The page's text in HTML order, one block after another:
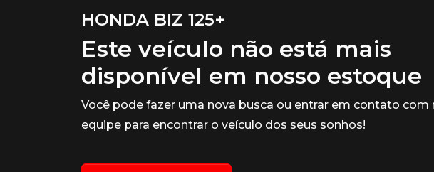
HONDA BIZ 125+
Este veículo não está mais
disponível em nosso estoque
Você pode fazer uma nova busca ou entrar em contato com
equipe para encontrar o veículo dos seus sonhos!